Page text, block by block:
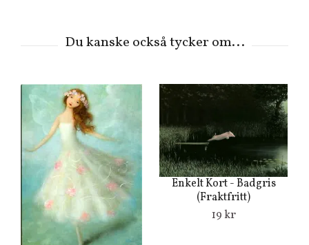
Enkelt Kort - Badgris
(Fraktfritt)
19 kr